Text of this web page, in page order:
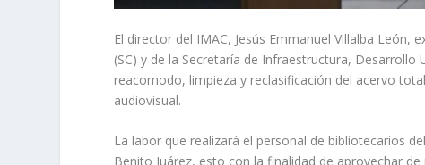
El director del IMAC, Jesús Emmanuel Villalba
(SC) y de la Secretaría de Infraestructura,
reacomodo, limpieza y reclasificación del acervo
audiovisual.
La labor que realizará el personal de bibliotecarios
Benito Juárez, esto con la finalidad de aprovechar